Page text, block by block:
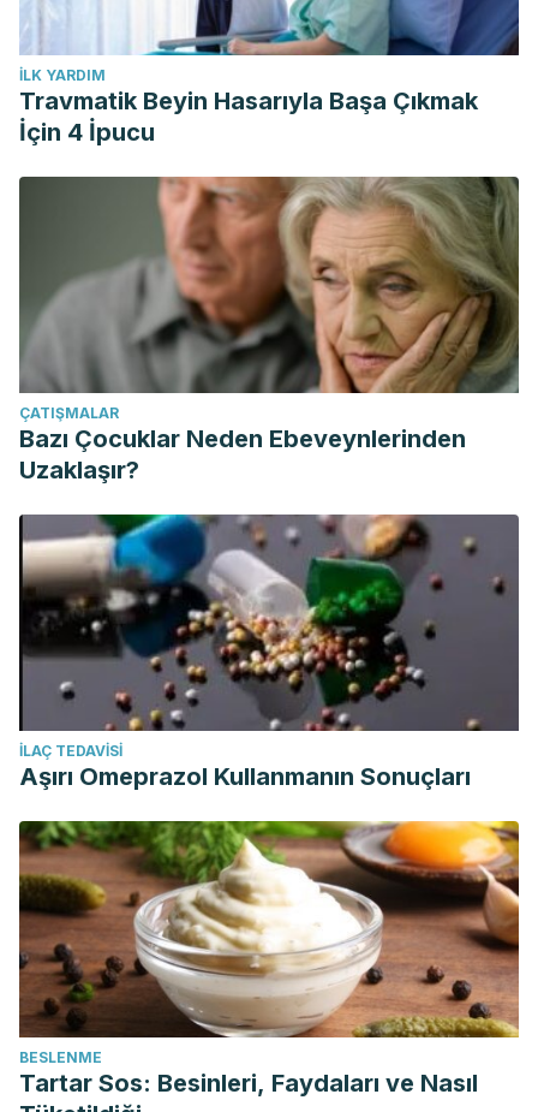
İLK YARDIM
Travmatik Beyin Hasarıyla Başa Çıkmak
İçin 4 İpucu
ÇATIŞMALAR
Bazı Çocuklar Neden Ebeveynlerinden
Uzaklaşır?
İLAÇ TEDAVISI
Aşırı Omeprazol Kullanmanın Sonuçları
BESLENME
Tartar Sos: Besinleri, Faydaları ve Nasıl